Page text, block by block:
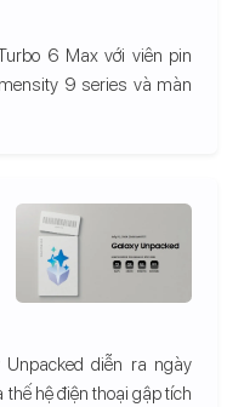
6 Max với viên pin
9 series và màn
diễn ra ngày
hệ điện thoại gập tích